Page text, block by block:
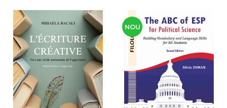
ULTIMELE EXEMPLARE
NOU